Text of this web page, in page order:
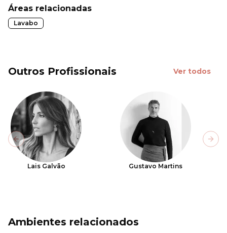
Áreas relacionadas
Lavabo
Outros Profissionais Ver todos
Lais Galvão Gustavo Martins
Previous slide
Ambientes relacionados